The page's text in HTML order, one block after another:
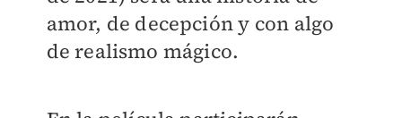
amor, de decepción y con algo
de realismo mágico.